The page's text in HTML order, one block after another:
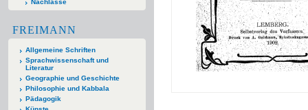
Nachlässe
FREIMANN
Allgemeine Schriften
Sprachwissenschaft und
Literatur
Geographie und Geschichte
Philosophie und Kabbala
Pädagogik